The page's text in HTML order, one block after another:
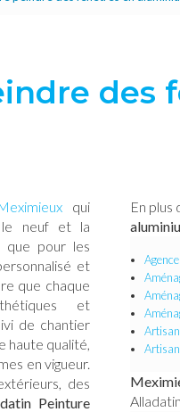
des
qui
le neuf et la
que pour les
et
que chaque
et
de chantier
haute qualité,
en vigueur.
des
Peinture
En plus
Artisan